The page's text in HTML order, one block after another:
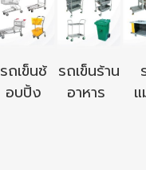
รถเข็นช้
อบปิ้ง
รถเข็นร้าน
อาหาร